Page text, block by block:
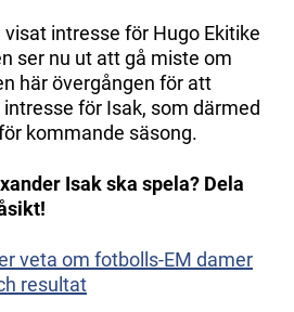
intresse för Hugo Ekitike
ser nu ut att gå miste om
här övergången för att
för Isak, som därmed
kommande säsong.
Isak ska spela? Dela
veta om fotbolls-EM damer
resultat